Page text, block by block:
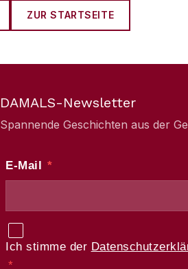
ZUR STARTSEITE
DAMALS-Newsletter
Spannende Geschichten aus der